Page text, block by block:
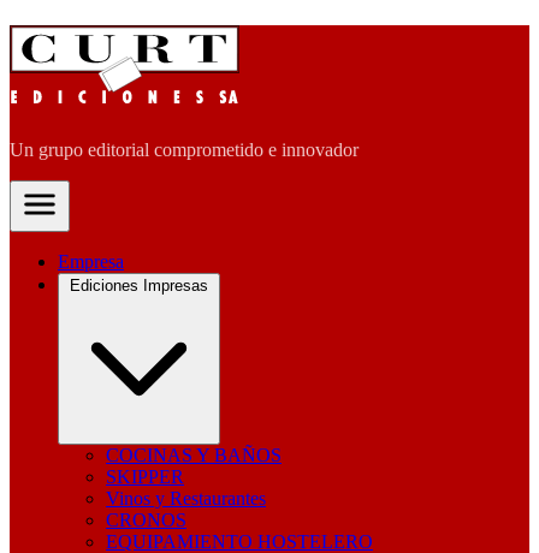
Un grupo editorial comprometido e innovador
Empresa
Ediciones Impresas
COCINAS Y BAÑOS
SKIPPER
Vinos y Restaurantes
CRONOS
EQUIPAMIENTO HOSTELERO